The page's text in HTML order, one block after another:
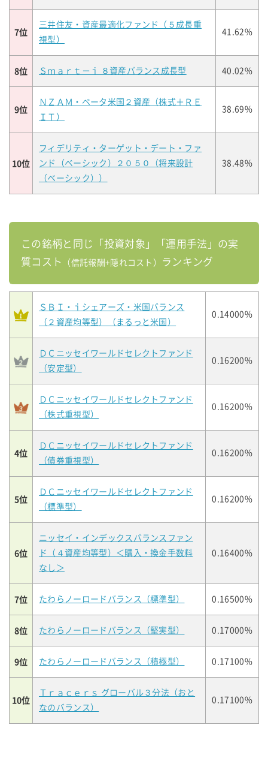
7位
三井住友・資産最適化ファンド（５成長重
視型）
41.62%
8位 Ｓｍａｒｔ－ｉ ８資産バランス成長型 40.02%
9位
ＮＺＡＭ・ベータ米国２資産（株式＋ＲＥ
ＩＴ）
38.69%
10位
フィデリティ・ターゲット・デート・ファ
ンド（ベーシック）２０５０（将来設計
（ベーシック））
38.48%
この銘柄と同じ「投資対象」「運用手法」の実
質コスト
（信託報酬+隠れコスト） ランキング
ＳＢＩ・ｉシェアーズ・米国バランス
（２資産均等型）（まるっと米国）
0.14000%
ＤＣニッセイワールドセレクトファンド
（安定型）
0.16200%
ＤＣニッセイワールドセレクトファンド
（株式重視型）
0.16200%
4位
ＤＣニッセイワールドセレクトファンド
（債券重視型）
0.16200%
5位
ＤＣニッセイワールドセレクトファンド
（標準型）
0.16200%
6位
ニッセイ・インデックスバランスファン
ド（４資産均等型）＜購入・換金手数料
なし＞
0.16400%
7位 たわらノーロードバランス（標準型） 0.16500%
8位 たわらノーロードバランス（堅実型） 0.17000%
9位 たわらノーロードバランス（積極型） 0.17100%
10位
Ｔｒａｃｅｒｓ グローバル３分法（おと
なのバランス）
0.17100%